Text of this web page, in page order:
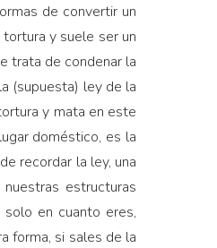
de convertir un
y suele ser un
trata de condenar la
(supuesta) ley de la
y mata en este
doméstico, es la
recordar la ley, una
estructuras
solo en cuanto eres,
forma, si sales de la